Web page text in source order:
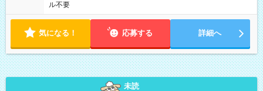
ル不要
気になる！ 応募する 詳細へ
未読